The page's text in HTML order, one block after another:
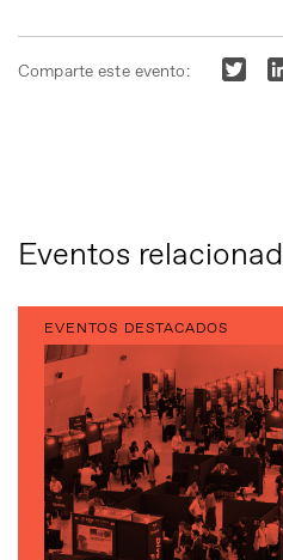
Comparte este evento:
Eventos
EVENTOS DESTACADOS